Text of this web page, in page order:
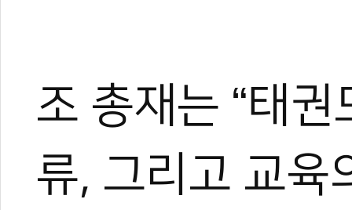
조 총재는 “태
류, 그리고 교육